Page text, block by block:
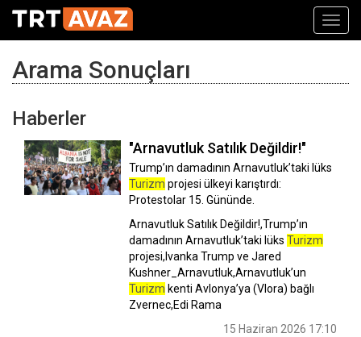
Arama Sonuçları
Haberler
"Arnavutluk Satılık Değildir!"
Trump’ın damadının Arnavutluk’taki lüks
Turizm projesi ülkeyi karıştırdı:
Protestolar 15. Gününde.
Arnavutluk Satılık Değildir!,Trump’ın
damadının Arnavutluk’taki lüks Turizm
projesi,Ivanka Trump ve Jared
Kushner_Arnavutluk,Arnavutluk’un
Turizm kenti Avlonya’ya (Vlora) bağlı
Zvernec,Edi Rama
15 Haziran 2026 17:10